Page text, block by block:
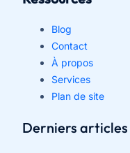
Blog
Contact
À propos
Services
Plan de site
Derniers articles